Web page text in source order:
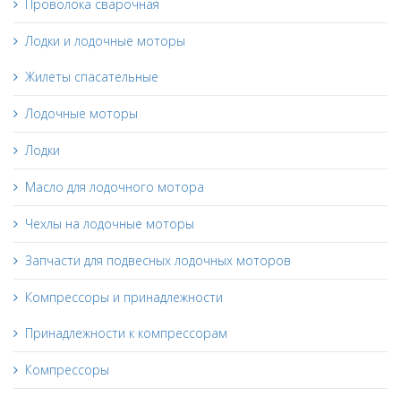
Проволока сварочная
Лодки и лодочные моторы
Жилеты спасательные
Лодочные моторы
Лодки
Масло для лодочного мотора
Чехлы на лодочные моторы
Запчасти для подвесных лодочных моторов
Компрессоры и принадлежности
Принадлежности к компрессорам
Компрессоры